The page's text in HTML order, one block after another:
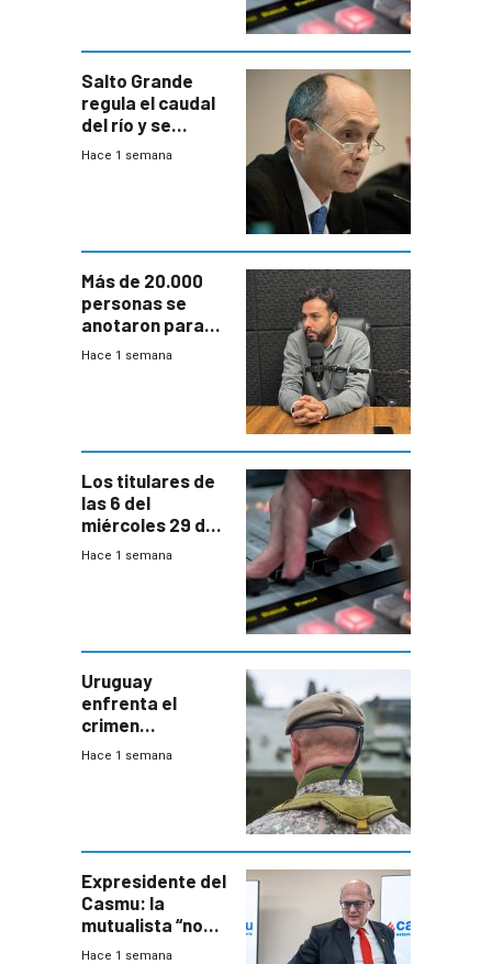
Salto Grande
regula el caudal
del río y se
prepara para un
Hace 1 semana
Más de 20.000
personas se
anotaron para
las pruebas
Hace 1 semana
Los titulares de
las 6 del
miércoles 29 de
julio de 2026
Hace 1 semana
Uruguay
enfrenta el
crimen
organizado con
seguridad
Hace 1 semana
Expresidente del
Casmu: la
mutualista “no
está para pagar”
Hace 1 semana